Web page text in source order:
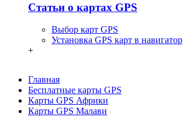
Статьи о картах GPS
Выбор карт GPS
Установка GPS карт в навигатор
+
Главная
Бесплатные карты GPS
Карты GPS Африки
Карты GPS Малави